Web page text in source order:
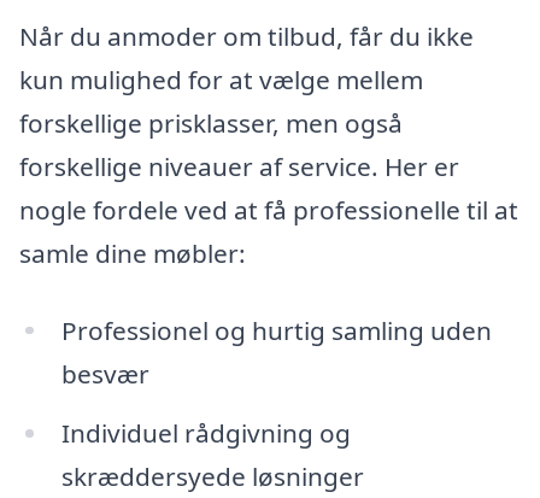
Når du anmoder om tilbud, får du ikke
kun mulighed for at vælge mellem
forskellige prisklasser, men også
forskellige niveauer af service. Her er
nogle fordele ved at få professionelle til at
samle dine møbler:
Professionel og hurtig samling uden
besvær
Individuel rådgivning og
skræddersyede løsninger